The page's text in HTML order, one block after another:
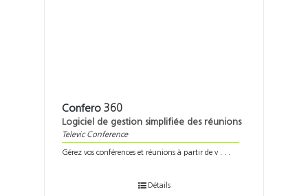
Confero 360
Logiciel de gestion simplifiée des réunions
Televic Conference
Gérez vos conférences et réunions à partir de v . . .
Détails